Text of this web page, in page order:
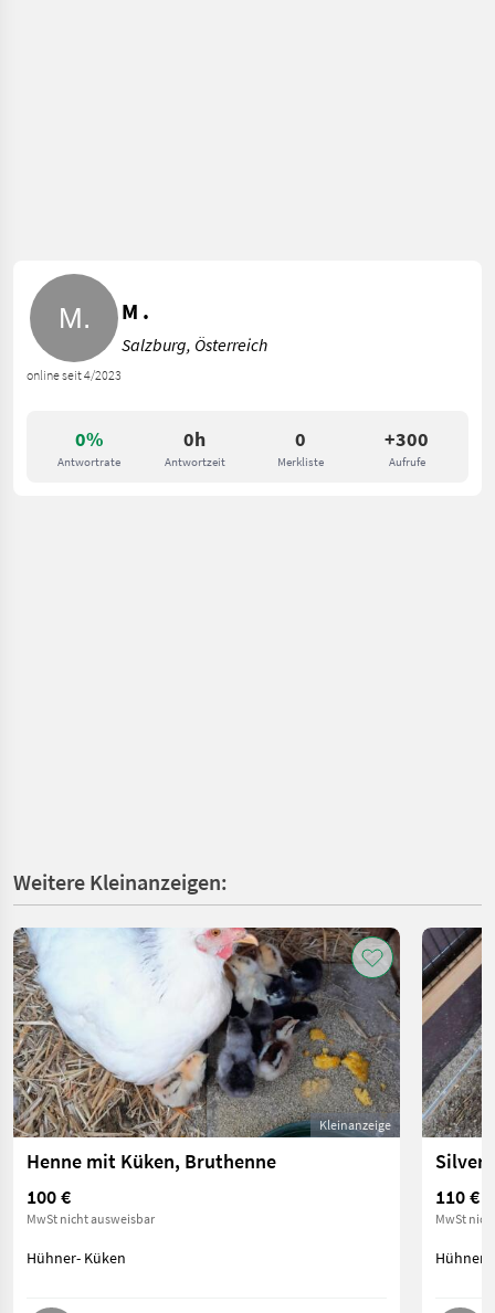
0%
Antwortrate
0h
Antwortzeit
0
Merkliste
+300
Aufrufe
online seit 4/2023
M .
Salzburg, Österreich
Weitere Kleinanzeigen:
Kleinanzeige
Henne mit Küken, Bruthenne
100 €
MwSt nicht ausweisbar
Hühner- Küken
110 €
MwSt
Hühner-